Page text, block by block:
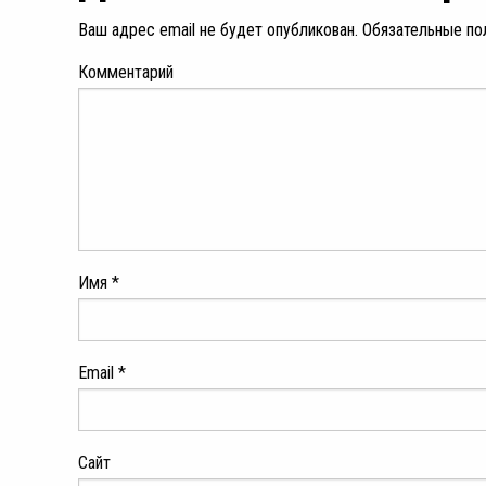
Ваш адрес email не будет опубликован. Обязательные
Комментарий
Имя *
Email *
Сайт